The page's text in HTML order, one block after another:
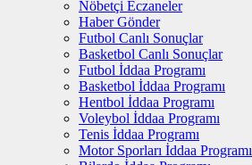
Nöbetçi Eczaneler
Haber Gönder
Futbol Canlı Sonuçlar
Basketbol Canlı Sonuçlar
Futbol İddaa Programı
Basketbol İddaa Programı
Hentbol İddaa Programı
Voleybol İddaa Programı
Tenis İddaa Programı
Motor Sporları İddaa Programı